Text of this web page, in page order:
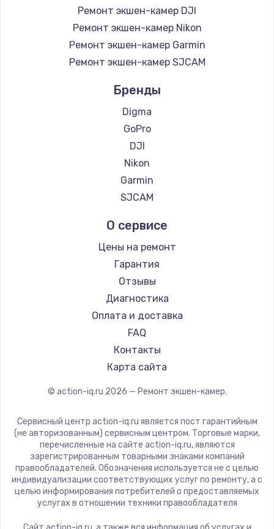
Заказать
Замена SSD
от 990 руб.
Заказать
Установка драйверов
от 725 руб.
Заказать
Замена HDMI
Заказать
Замена тачпада
Заказать
Замена экрана
Замена оперативной памяти
от 890 руб.
Заказать
Замена жесткого диска
Ремонт экшен-камер DJI
Ремонт экшен-камер Nikon
Ремонт экшен-камер Garmin
Ремонт экшен-камер SJCAM
Бренды
Digma
GoPro
DJI
Nikon
Garmin
SJCAM
О сервисе
Цены на ремонт
Гарантия
Отзывы
Диагностика
Оплата и доставка
FAQ
Контакты
Карта сайта
© action-iq.ru 2026 — Ремонт экшен-камер.
Сервисный центр action-iq.ru является пост гарантийным
(не авторизованным) сервисным центром. Торговые марки,
перечисленные на сайте action-iq.ru, являются
зарегистрированным товарными знаками компаний
правообладателей. Обозначения используется не с целью
индивидуализации соответствующих услуг по ремонту, а с
целью информирования потребителей о предоставляемых
услугах в отношении техники правообладателя